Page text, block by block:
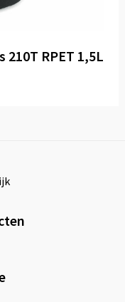
210T RPET 1,5L